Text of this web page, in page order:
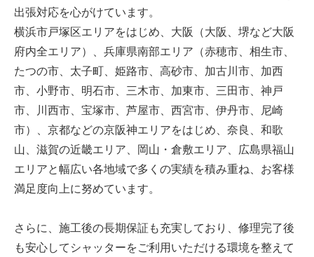
出張対応を心がけています。
横浜市戸塚区エリアをはじめ、大阪（大阪、堺など大阪
府内全エリア）、兵庫県南部エリア（赤穂市、相生市、
たつの市、太子町、姫路市、高砂市、加古川市、加西
市、小野市、明石市、三木市、加東市、三田市、神戸
市、川西市、宝塚市、芦屋市、西宮市、伊丹市、尼崎
市）、京都などの京阪神エリアをはじめ、奈良、和歌
山、滋賀の近畿エリア、岡山・倉敷エリア、広島県福山
エリアと幅広い各地域で多くの実績を積み重ね、お客様
満足度向上に努めています。
さらに、施工後の長期保証も充実しており、修理完了後
も安心してシャッターをご利用いただける環境を整えて